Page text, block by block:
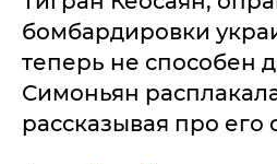
бомбардировки
теперь не способен
Симоньян
рассказывая про его